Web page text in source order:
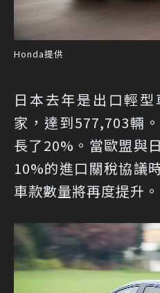
Honda提供
日本去年是出口輕
家，達到577,703輛
長了20%。當歐盟與
10%的進口關稅協議
車款數量將再度提升。